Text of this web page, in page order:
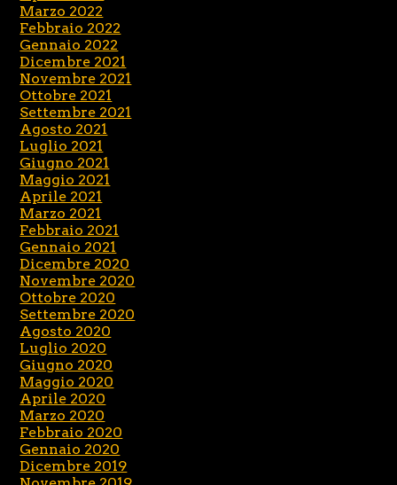
Marzo 2022
Febbraio 2022
Gennaio 2022
Dicembre 2021
Novembre 2021
Ottobre 2021
Settembre 2021
Agosto 2021
Luglio 2021
Giugno 2021
Maggio 2021
Aprile 2021
Marzo 2021
Febbraio 2021
Gennaio 2021
Dicembre 2020
Novembre 2020
Ottobre 2020
Settembre 2020
Agosto 2020
Luglio 2020
Giugno 2020
Maggio 2020
Aprile 2020
Marzo 2020
Febbraio 2020
Gennaio 2020
Dicembre 2019